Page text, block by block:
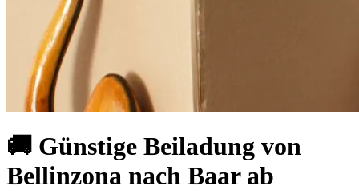
🚚 Günstige Beiladung von
Bellinzona nach Baar ab